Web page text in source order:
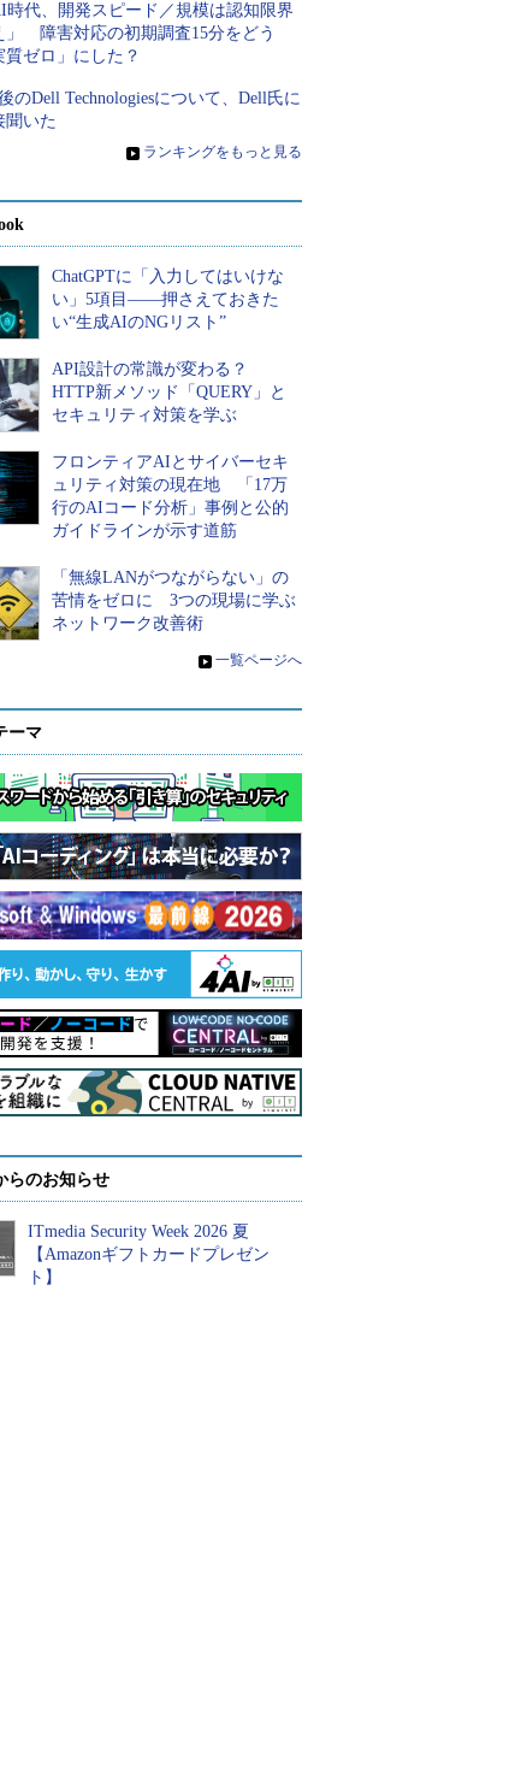
時代、開発スピード／規模は認知限界
」 障害対応の初期調査15分をどう
質ゼロ」にした？
のDell Technologiesについて、Dell氏に
聞いた
» ランキングをもっと見る
ChatGPTに「入力してはいけな
い」5項目――押さえておきた
い“生成AIのNGリスト”
API設計の常識が変わる？
HTTP新メソッド「QUERY」と
セキュリティ対策を学ぶ
フロンティアAIとサイバーセキ
ュリティ対策の現在地 「17万
行のAIコード分析」事例と公的
ガイドラインが示す道筋
「無線LANがつながらない」の
苦情をゼロに 3つの現場に学ぶ
ネットワーク改善術
» 一覧ページへ
ーマ
らのお知らせ
ITmedia Security Week 2026 夏
【Amazonギフトカードプレゼン
ト】